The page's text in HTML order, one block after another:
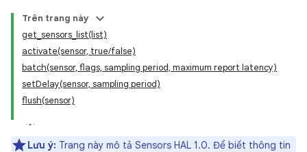
Trên trang này
get_sensors_list(list)
activate(sensor, true/false)
batch(sensor, flags, sampling period, maximum report latency)
setDelay(sensor, sampling period)
flush(sensor)
Lưu ý: Trang này mô tả Sensors HAL 1.0. Để biết thông tin